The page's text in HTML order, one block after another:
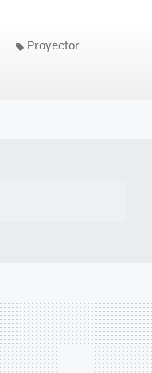
Proyector